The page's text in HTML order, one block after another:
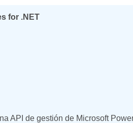
for .NET
API de gestión de Microsoft